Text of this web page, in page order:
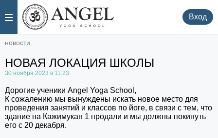
. Вход
новости
НОВАЯ ЛОКАЦИЯ ШКОЛЫ
30 ноября 2023 в 11:23
Дорогие ученики Angel Yoga School,
К сожалению мы вынуждены искать новое место для
проведения занятий и классов по йоге, в связи с тем, что
здание на Кажимукан 1 продали и мы должны покинуть
его с 20 декабря.